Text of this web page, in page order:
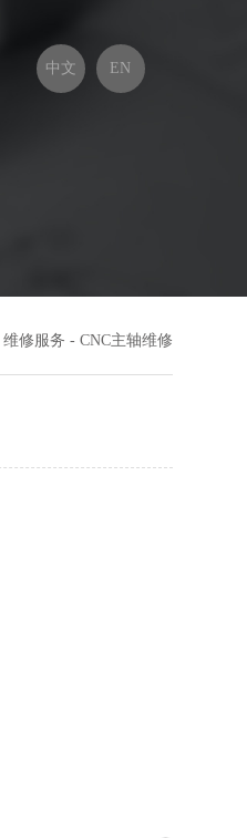
中文 EN
维修服务 - CNC主轴维修